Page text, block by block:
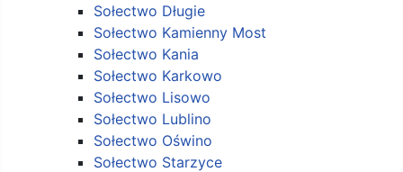
Sołectwo Długie
Sołectwo Kamienny Most
Sołectwo Kania
Sołectwo Karkowo
Sołectwo Lisowo
Sołectwo Lublino
Sołectwo Oświno
Sołectwo Starzyce